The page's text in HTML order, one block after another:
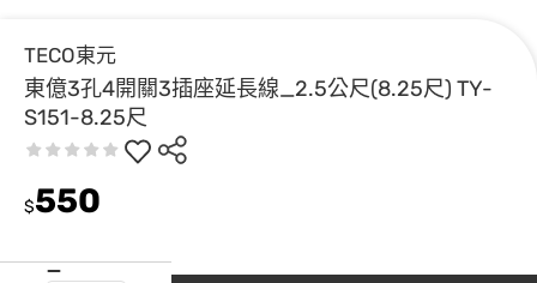
TECO東元
東億3孔4開關3插座延長線_2.5公尺(8.25尺) TY-
S151-8.25尺
$550